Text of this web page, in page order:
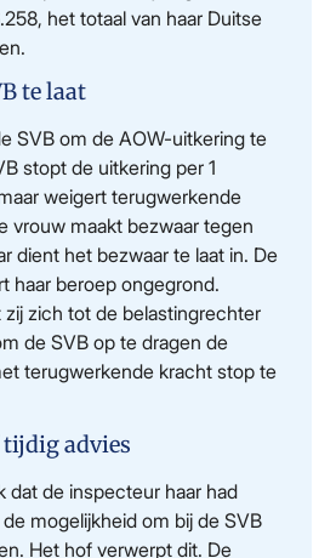
het totaal van haar Duitse
te laat
SVB om de AOW-uitkering te
stopt de uitkering per 1
weigert terugwerkende
vrouw maakt bezwaar tegen
dient het bezwaar te laat in. De
haar beroep ongegrond.
zich tot de belastingrechter
de SVB op te dragen de
terugwerkende kracht stop te
advies
dat de inspecteur haar had
mogelijkheid om bij de SVB
Het hof verwerpt dit. De